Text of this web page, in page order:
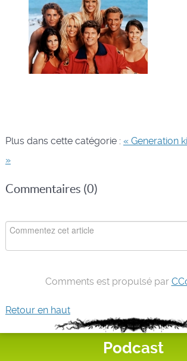
Plus dans cette catégorie : « Generation
»
Commentaires (0)
Comments est propulsé par
Retour en haut
Podcast